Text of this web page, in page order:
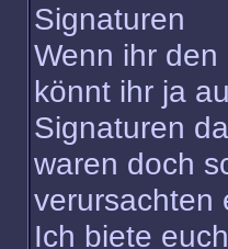
Signaturen
Wenn ihr
könnt ihr ja
Signaturen
waren doch
verursachten
Ich biete